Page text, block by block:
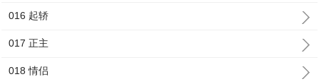
016 起轿
017 正主
018 情侣